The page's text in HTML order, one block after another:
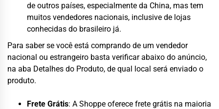
de outros países, especialmente da China, mas tem
muitos vendedores nacionais, inclusive de lojas
conhecidas do brasileiro já.
Para saber se você está comprando de um vendedor
nacional ou estrangeiro basta verificar abaixo do anúncio,
na aba Detalhes do Produto, de qual local será enviado o
produto.
Frete Grátis: A Shoppe oferece frete grátis na maioria